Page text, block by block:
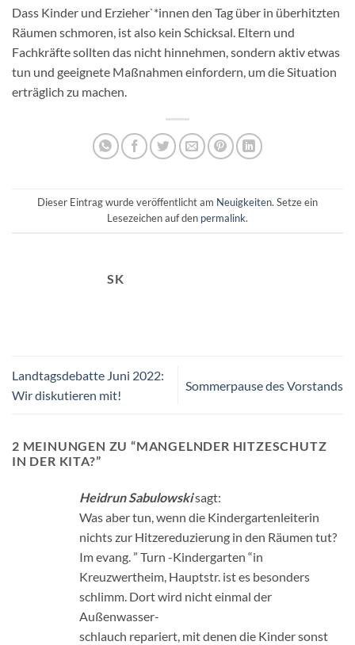
Dass Kinder und Erzieher`*innen den Tag über in überhitzten
Räumen schmoren, ist also kein Schicksal. Eltern und
Fachkräfte sollten das nicht hinnehmen, sondern aktiv etwas
tun und geeignete Maßnahmen einfordern, um die Situation
erträglich zu machen.
Dieser Eintrag wurde veröffentlicht am Neuigkeiten. Setze ein
Lesezeichen auf den permalink.
SK
Landtagsdebatte Juni 2022:
Wir diskutieren mit!
Sommerpause des Vorstands
2 MEINUNGEN ZU “MANGELNDER HITZESCHUTZ
IN DER KITA?”
Heidrun Sabulowskisagt:
Was aber tun, wenn die Kindergartenleiterin
nichts zur Hitzereduzierung in den Räumen tut?
Im evang. ” Turn -Kindergarten “in
Kreuzwertheim, Hauptstr. ist es besonders
schlimm. Dort wird nicht einmal der
Außenwasser-
schlauch repariert, mit denen die Kinder sonst